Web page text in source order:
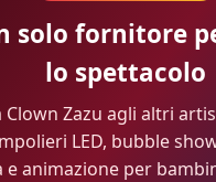
solo fornitore
lo spettacolo
Clown Zazu agli altri
LED, bubble
e animazione per